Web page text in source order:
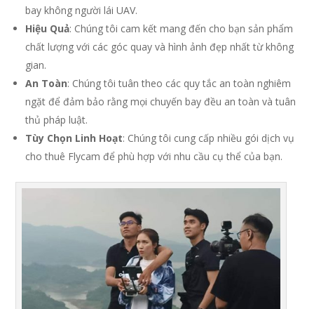
bay không người lái UAV.
Hiệu Quả: Chúng tôi cam kết mang đến cho bạn sản phẩm
chất lượng với các góc quay và hình ảnh đẹp nhất từ không
gian.
An Toàn: Chúng tôi tuân theo các quy tắc an toàn nghiêm
ngặt để đảm bảo rằng mọi chuyến bay đều an toàn và tuân
thủ pháp luật.
Tùy Chọn Linh Hoạt: Chúng tôi cung cấp nhiều gói dịch vụ
cho thuê Flycam để phù hợp với nhu cầu cụ thể của bạn.